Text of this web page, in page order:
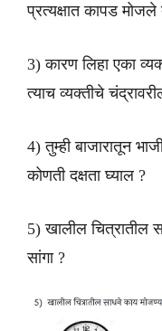
प्रत्यक्षात कापड
3) कारण लिहा एका
त्याच व्यक्तीचे
4) तुम्ही बाजारातून
कोणती दक्षता घ्याल ?
5) खालील चित्रातील
सांगा ?